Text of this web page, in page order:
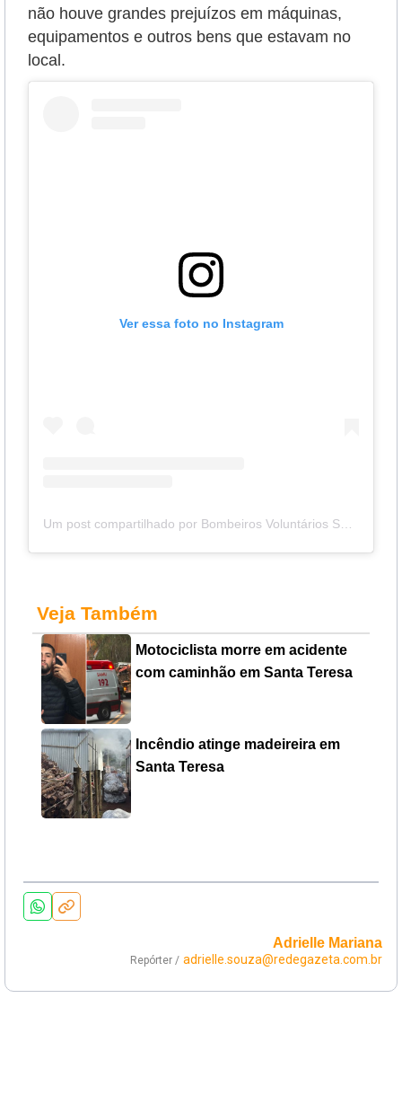
não houve grandes prejuízos em máquinas,
equipamentos e outros bens que estavam no
local.
Ver essa foto no Instagram
Veja Também
Motociclista morre em acidente
com caminhão em Santa Teresa
Incêndio atinge madeireira em
Santa Teresa
Adrielle Mariana
Repórter / adrielle.souza@redegazeta.com.br